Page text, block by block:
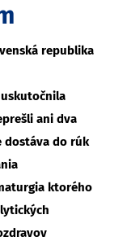
republika
ani dva
dostáva do rúk
ktorého